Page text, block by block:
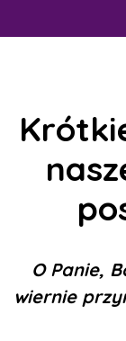
O Panie,
wiernie